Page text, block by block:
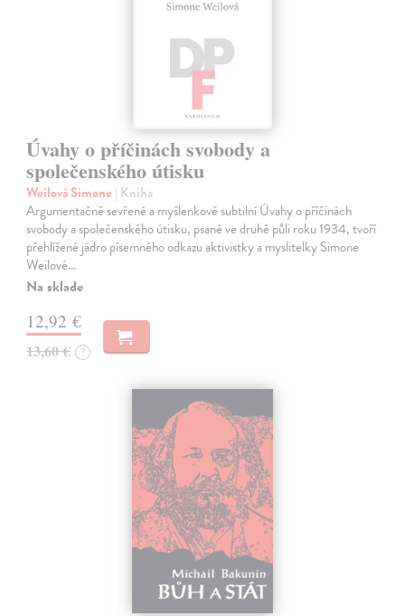
Úvahy o příčinách svobody a
společenského útisku
Weilová Simone | Kniha
Argumentačně sevřené a myšlenkově subtilní Úvahy o příčinách
svobody a společenského útisku, psané ve druhé půli roku 1934, tvoří
přehlížené jádro písemného odkazu aktivistky a myslitelky Simone
Weilové…
Na sklade
12,92 €
13,60 € ?